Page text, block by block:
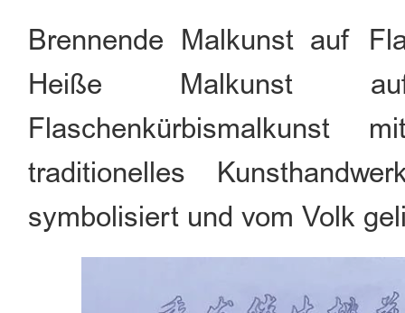
Brennende Malkunst auf
Heiße Malkunst
traditionelles
symbolisiert und vom Volk